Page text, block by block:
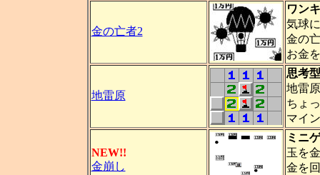
金の亡者2
ワン
気球
金の
お金
地雷原
思考
地雷
ちょ
マイ
NEW!!
金崩し
ミニ
玉を
金を